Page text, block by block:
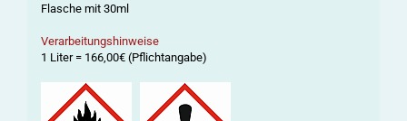
Flasche mit 30ml
Verarbeitungshinweise
1 Liter = 166,00€ (Pflichtangabe)